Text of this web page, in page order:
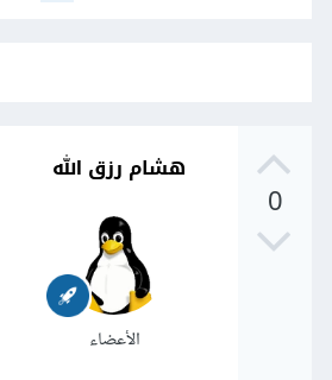
0
هشام رزق الله
الأعضاء